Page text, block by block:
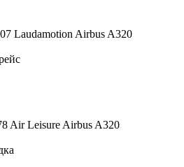
Laudamotion Airbus A320
Air Leisure Airbus A320